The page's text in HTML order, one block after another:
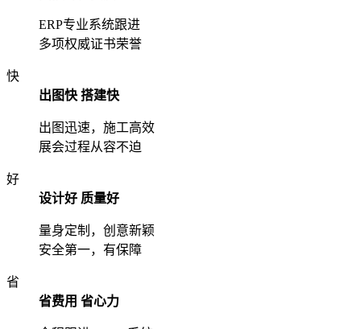
ERP专业系统跟进
多项权威证书荣誉
快
出图快 搭建快
出图迅速，施工高效
展会过程从容不迫
好
设计好 质量好
量身定制，创意新颖
安全第一，有保障
省
省费用 省心力